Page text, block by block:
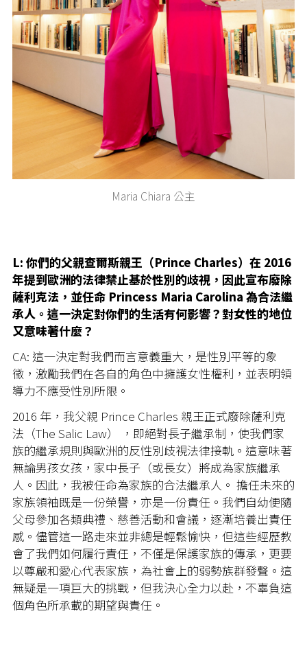
Maria Chiara 公主
L: 你們的父親查爾斯親王（Prince Charles）在 2016
年提到歐洲的法律禁止基於性別的歧視，因此宣布廢除
薩利克法，並任命 Princess Maria Carolina 為合法繼
承人。這一決定對你們的生活有何影響？對女性的地位
又意味著什麼？
CA: 這一決定對我們而言意義重大，是性別平等的象
徵，激勵我們在各自的角色中擁護女性權利，並表明領
導力不應受性別所限。
2016 年，我父親 Prince Charles 親王正式廢除薩利克
法（The Salic Law） ，即絕對長子繼承制，使我們家
族的繼承規則與歐洲的反性別歧視法律接軌。這意味著
無論男孩女孩，家中長子（或長女）將成為家族繼承
人。因此，我被任命為家族的合法繼承人。 擔任未來的
家族領袖既是一份榮譽，亦是一份責任。我們自幼便隨
父母參加各類典禮、慈善活動和會議，逐漸培養出責任
感。儘管這一路走來並非總是輕鬆愉快，但這些經歷教
會了我們如何履行責任，不僅是保護家族的傳承，更要
以尊嚴和愛心代表家族，為社會上的弱勢族群發聲。這
無疑是一項巨大的挑戰，但我決心全力以赴，不辜負這
個角色所承載的期望與責任。